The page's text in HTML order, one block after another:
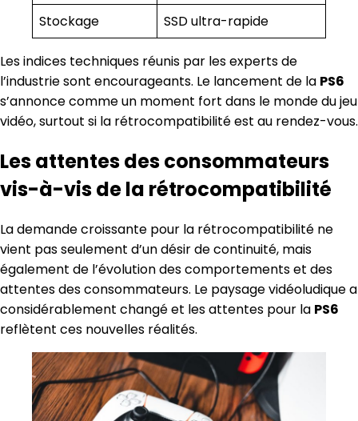
Stockage
SSD ultra-rapide
Les indices techniques réunis par les experts de
l’industrie sont encourageants. Le lancement de la PS6
s’annonce comme un moment fort dans le monde du jeu
vidéo, surtout si la rétrocompatibilité est au rendez-vous.
Les attentes des consommateurs
vis-à-vis de la rétrocompatibilité
La demande croissante pour la rétrocompatibilité ne
vient pas seulement d’un désir de continuité, mais
également de l’évolution des comportements et des
attentes des consommateurs. Le paysage vidéoludique a
considérablement changé et les attentes pour la PS6
reflètent ces nouvelles réalités.